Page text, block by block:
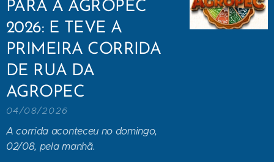
PARA A AGROPEC
2026: E TEVE A
PRIMEIRA CORRIDA
DE RUA DA
AGROPEC
04/08/2026
A corrida aconteceu no domingo,
02/08, pela manhã.